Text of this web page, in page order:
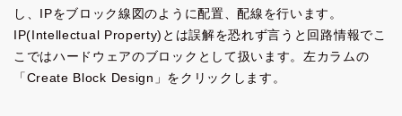
し、IPをブロック線図のように配置、配線を行います。
IP(Intellectual Property)とは誤解を恐れず言うと回路情報でこ
こではハードウェアのブロックとして扱います。左カラムの
「Create Block Design」をクリックします。